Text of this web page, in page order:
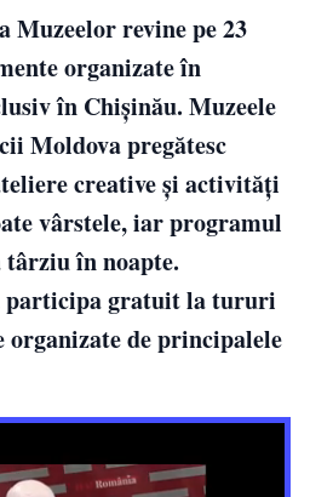
Muzeelor revine pe 23
organizate în
în Chișinău. Muzeele
Moldova pregătesc
creative și activități
vârstele, iar programul
târziu în noapte.
gratuit la tururi
organizate de principalele